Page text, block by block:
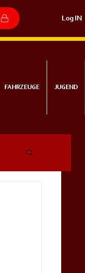
Log IN
FAHRZEUGE JUGEND